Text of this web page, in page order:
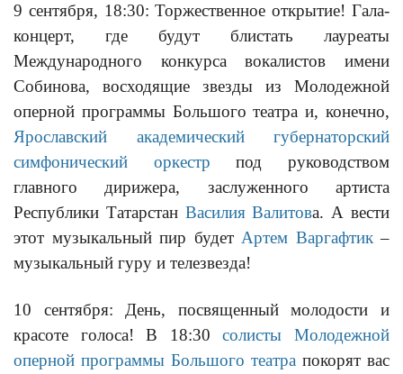
9 сентября, 18:30: Торжественное открытие! Гала-
концерт, где будут блистать лауреаты
Международного конкурса вокалистов имени
Собинова, восходящие звезды из Молодежной
оперной программы Большого театра и, конечно,
Ярославский академический губернаторский
симфонический оркестрпод руководством
главного дирижера, заслуженного артиста
Республики Татарстан Василия Валитова. А вести
этот музыкальный пир будет Артем Варгафтик–
музыкальный гуру и телезвезда!
10 сентября: День, посвященный молодости и
красоте голоса! В 18:30солисты Молодежной
оперной программы Большого театра покорят вас